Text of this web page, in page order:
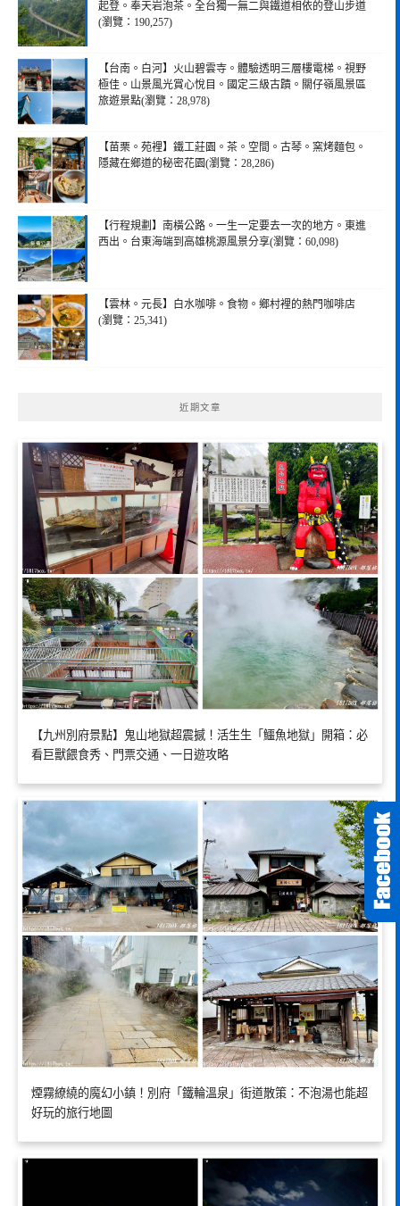
起登。奉天岩泡茶。全台獨一無二與鐵道相依的登山步道
(瀏覽：190,257)
【台南。白河】火山碧雲寺。體驗透明三層樓電梯。視野
極佳。山景風光賞心悅目。國定三級古蹟。關仔嶺風景區
旅遊景點(瀏覽：28,978)
【苗栗。苑裡】鐵工莊園。茶。空間。古琴。窯烤麵包。
隱藏在鄉道的秘密花園(瀏覽：28,286)
【行程規劃】南橫公路。一生一定要去一次的地方。東進
西出。台東海端到高雄桃源風景分享(瀏覽：60,098)
【雲林。元長】白水咖啡。食物。鄉村裡的熱門咖啡店
(瀏覽：25,341)
近期文章
【九州別府景點】鬼山地獄超震撼！活生生「鱷魚地獄」開箱：必
看巨獸餵食秀、門票交通、一日遊攻略
煙霧繚繞的魔幻小鎮！別府「鐵輪溫泉」街道散策：不泡湯也能超
好玩的旅行地圖